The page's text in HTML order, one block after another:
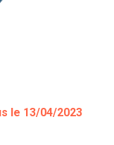
le 13/04/2023